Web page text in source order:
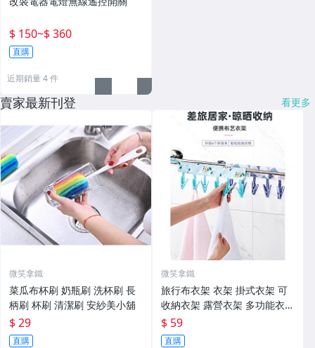
$ 150~$ 360
直購
近期銷量 4 件
賣家最新刊登 看更多
微笑拿鐵
菜瓜布杯刷 奶瓶刷 洗杯刷 長
柄刷 杯刷 清潔刷 安紗美小舖
$ 29
直購
微笑拿鐵
旅行布衣架 衣架 掛式衣架 可
收納衣架 露營衣架 多功能衣架
晾衣架 晾衣衣夾 布衣架 收納
掛架 安紗美小舖
$ 59
直購